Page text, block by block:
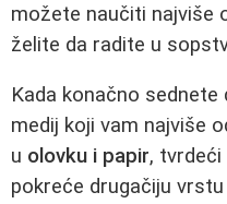
možete naučiti najviše
želite da radite u
Kada konačno
medij koji vam najviše
u olovku i papir,
pokreće drugačiju